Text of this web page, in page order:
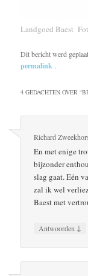
Landgoed Baest
Dit bericht werd
permalink .
4 GEDACHTEN OVER “
Richard
En met enige
bijzonder
slag gaat. Eén
zal ik wel
Baest met
Antwoorden ↓